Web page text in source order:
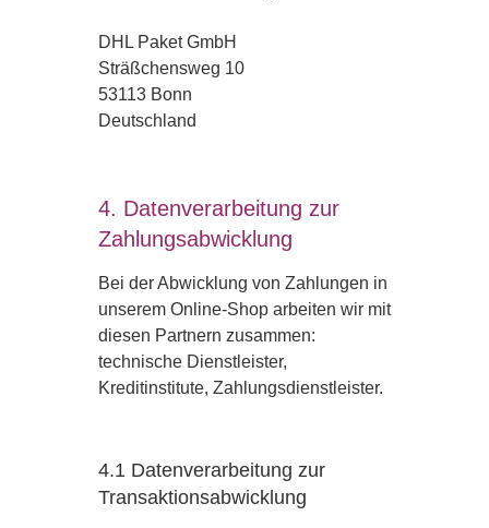
DHL Paket GmbH
Sträßchensweg 10
53113 Bonn
Deutschland
4. Datenverarbeitung zur
Zahlungsabwicklung
Bei der Abwicklung von Zahlungen in
unserem Online-Shop arbeiten wir mit
diesen Partnern zusammen:
technische Dienstleister,
Kreditinstitute, Zahlungsdienstleister.
4.1 Datenverarbeitung zur
Transaktionsabwicklung